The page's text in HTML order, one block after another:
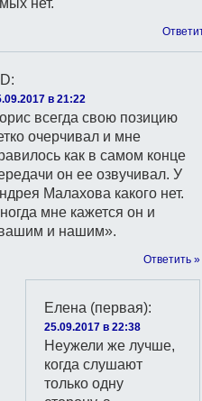
нет.
:
в 21:22
всегда свою позицию
очерчивал и мне
как в самом конце
он ее озвучивал. У
Малахова какого нет.
мне кажется он и
и нашим».
Ответить »
Елена (первая):
25.09.2017 в 22:38
Неужели же лучше,
когда слушают
только одну